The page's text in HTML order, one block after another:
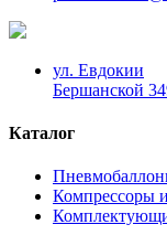
ул. Евдокии
Бершанской
Каталог
Компрессоры